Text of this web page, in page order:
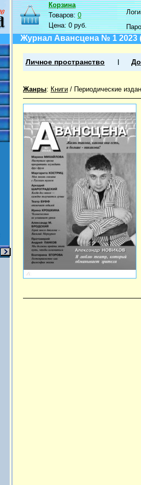
Корзина
Товаров:0
Цена:0 руб.
Журнал Авансцена № 1 2023
Личное пространство
Жанры: Книги / Периодические